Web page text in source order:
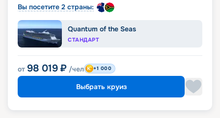
Вы посетите 2 страны:
Quantum of the Seas
СТАНДАРТ
от 98 019 ₽ /чел +1 000
Выбрать круиз